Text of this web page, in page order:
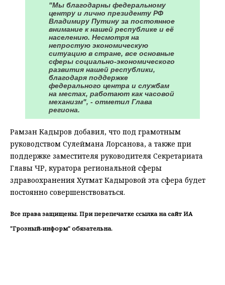
"Мы благодарны федеральному
центру и лично президенту РФ
Владимиру Путину за постоянное
внимание к нашей республике и её
населению. Несмотря на
непростую экономическую
ситуацию в стране, все основные
сферы социально-экономического
развития нашей республики,
благодаря поддержке
федерального центра и службам
на местах, работают как часовой
механизм", - отметил Глава
региона.
Рамзан Кадыров добавил, что под грамотным
руководством Сулеймана Лорсанова, а также при
поддержке заместителя руководителя Секретариата
Главы ЧР, куратора региональной сферы
здравоохранения Хутмат Кадыровой эта сфера будет
постоянно совершенствоваться.
Все права защищены. При перепечатке ссылка на сайт ИА
"Грозный-информ" обязательна.